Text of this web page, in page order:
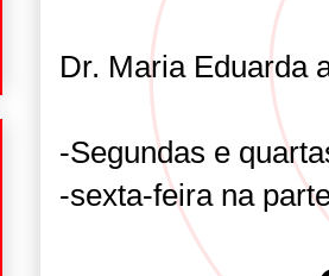
Dr. Maria Eduarda
-Segundas e
-sexta-feira na